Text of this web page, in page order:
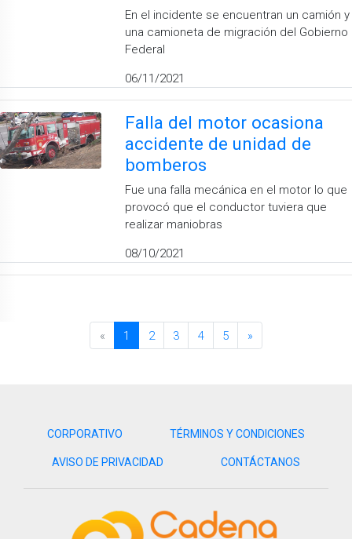
En el incidente se encuentran un camión y
una camioneta de migración del Gobierno
Federal
06/11/2021
Falla del motor ocasiona
accidente de unidad de
bomberos
Fue una falla mecánica en el motor lo que
provocó que el conductor tuviera que
realizar maniobras
08/10/2021
« 1 2 3 4 5 »
CORPORATIVO TÉRMINOS Y CONDICIONES
AVISO DE PRIVACIDAD CONTÁCTANOS